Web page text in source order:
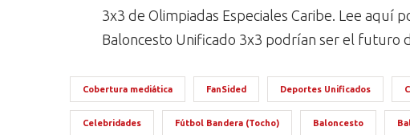
3x3 de Olimpiadas Especiales Caribe. Lee aquí
Baloncesto Unificado 3x3 podrían ser el futuro
Cobertura mediática FanSided Deportes Unificados
Celebridades Fútbol Bandera (Tocho) Baloncesto